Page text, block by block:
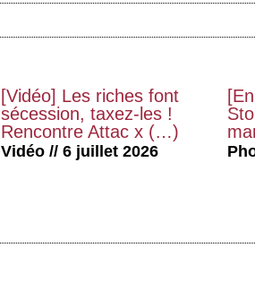
[Vidéo] Les riches font
sécession, taxez-les !
Rencontre Attac x (…)
Vidéo // 6 juillet 2026